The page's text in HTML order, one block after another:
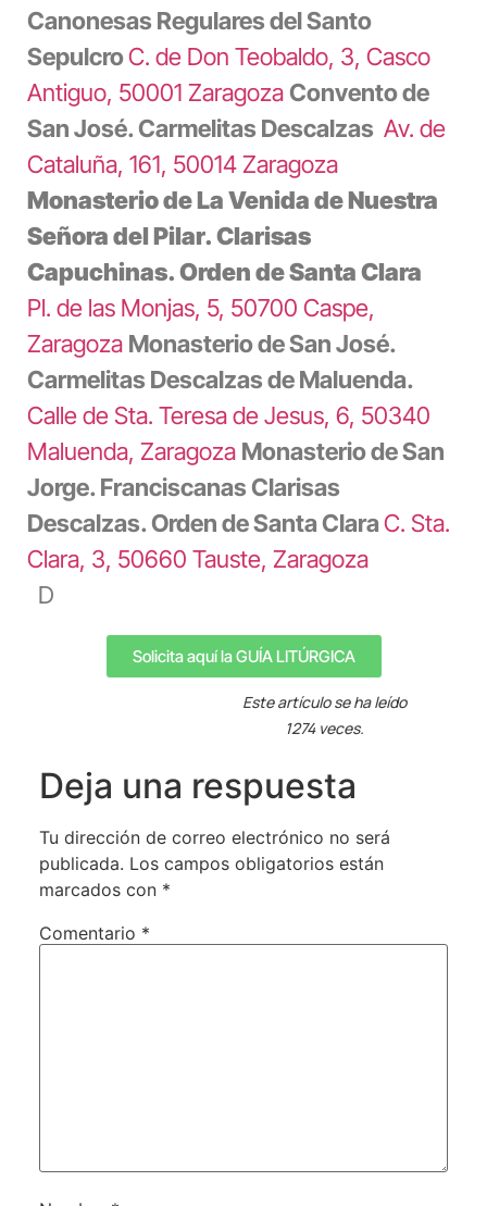
Canonesas Regulares del Santo
SepulcroC. de Don Teobaldo, 3, Casco
Antiguo, 50001 ZaragozaConvento de
San José. Carmelitas Descalzas Av. de
Cataluña, 161, 50014 Zaragoza
Monasterio de La Venida de Nuestra
Señora del Pilar. Clarisas
Capuchinas. Orden de Santa Clara
Pl. de las Monjas, 5, 50700 Caspe,
Zaragoza Monasterio de San José.
Carmelitas Descalzas de Maluenda.
Calle de Sta. Teresa de Jesus, 6, 50340
Maluenda, Zaragoza Monasterio de San
Jorge. Franciscanas Clarisas
Descalzas. Orden de Santa ClaraC. Sta.
Clara, 3, 50660 Tauste, Zaragoza
D
Solicita aquí la GUÍA LITÚRGICA
Este artículo se ha leído
1274 veces.
Deja una respuesta
Tu dirección de correo electrónico no será
publicada. Los campos obligatorios están
marcados con *
Comentario *